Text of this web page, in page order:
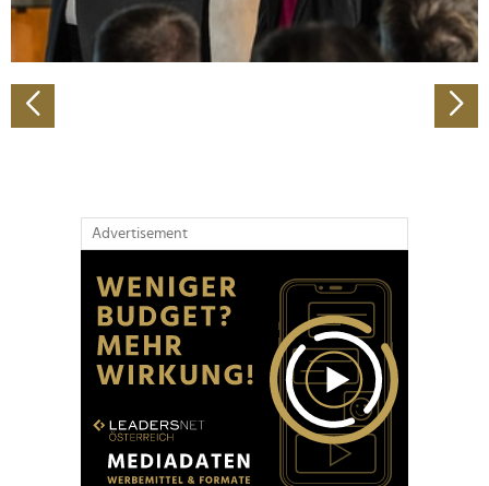
zu können und die Zugriffe auf unsere Website zu
analysieren. Außerdem geben wir Informationen zu Ihrer
Verwendung unserer Website an unsere Partner für
soziale Medien, Werbung und Analysen weiter. Unsere
Partner führen diese Informationen möglicherweise mit
Advertisement